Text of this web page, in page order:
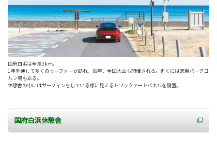
国府白浜は全長3kｍ。
1年を通して多くのサーファーが訪れ、毎年、全国大会も開催される。近くには志摩パークゴ
ルフ場もある。
休憩舎の中にはサーフィンをしている様に見えるトリックアートパネルを設置。
国府白浜休憩舎